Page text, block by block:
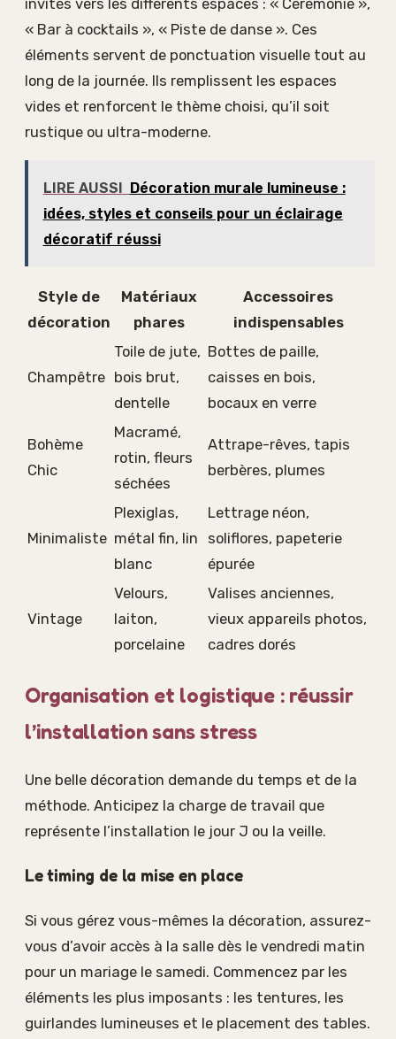
invités vers les différents espaces : « Cérémonie »,
« Bar à cocktails », « Piste de danse ». Ces
éléments servent de ponctuation visuelle tout au
long de la journée. Ils remplissent les espaces
vides et renforcent le thème choisi, qu’il soit
rustique ou ultra-moderne.
LIRE AUSSI Décoration murale lumineuse :
idées, styles et conseils pour un éclairage
décoratif réussi
Style de
décoration
Matériaux
phares
Accessoires
indispensables
Champêtre
Toile de jute,
bois brut,
dentelle
Bottes de paille,
caisses en bois,
bocaux en verre
Bohème
Chic
Macramé,
rotin, fleurs
séchées
Attrape-rêves, tapis
berbères, plumes
Minimaliste
Plexiglas,
métal fin, lin
blanc
Lettrage néon,
soliflores, papeterie
épurée
Vintage
Velours,
laiton,
porcelaine
Valises anciennes,
vieux appareils photos,
cadres dorés
Organisation et logistique : réussir
l’installation sans stress
Une belle décoration demande du temps et de la
méthode. Anticipez la charge de travail que
représente l’installation le jour J ou la veille.
Le timing de la mise en place
Si vous gérez vous-mêmes la décoration, assurez-
vous d’avoir accès à la salle dès le vendredi matin
pour un mariage le samedi. Commencez par les
éléments les plus imposants : les tentures, les
guirlandes lumineuses et le placement des tables.